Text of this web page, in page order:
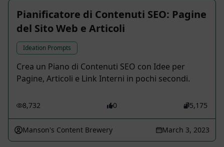
Pianificatore di Contenuti SEO: Pagine
del Sito Web e Articoli
Ideation Prompts
Crea un Piano di Contenuti SEO con Idee per
Pagine, Articoli e Link Interni in pochi secondi.
8,732 0 5,175
Manson's Content Brewery March 3, 2023